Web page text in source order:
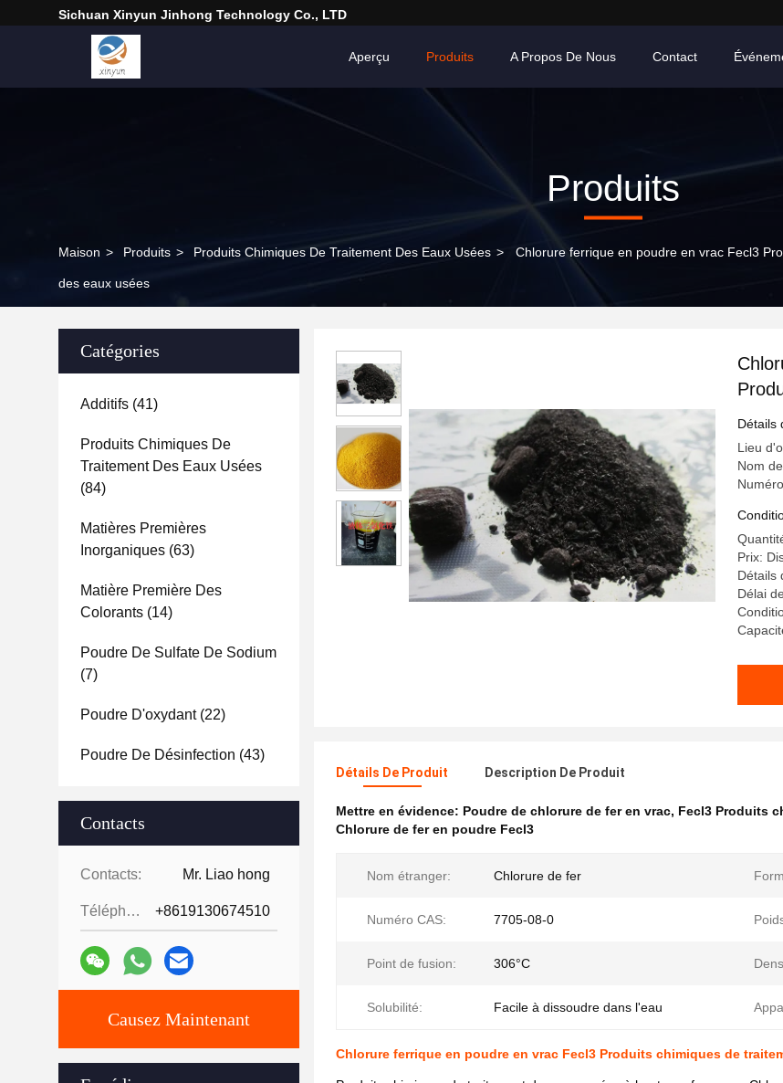
Sichuan Xinyun Jinhong Technology Co., LTD
Aperçu Produits A Propos De Nous Contact
Produits
Maison > Produits > Produits Chimiques De Traitement Des Eaux Usées > Chlorure ferrique en poudre en vrac Fecl3
des eaux usées
Catégories
Additifs (41)
Produits Chimiques De
Traitement Des Eaux Usées
(84)
Matières Premières
Inorganiques (63)
Matière Première Des
Colorants (14)
Poudre De Sulfate De Sodium
(7)
Poudre D'oxydant(22)
Poudre De Désinfection (43)
Contacts
Contacts: Mr. Liao hong
Téléphone: +8619130674510
Causez Maintenant
pour
Détails
Lieu
Nom
Prix:
Détails
Délai
Détails De Produit Description De Produit
Mettre en évidence: Poudre de chlorure de fer en vrac, Fecl3 Produits
Chlorure de fer en poudre Fecl3
Nom étranger: Chlorure de fer
Numéro CAS: 7705-08-0
Point de fusion: 306°C
Solubilité: Facile à dissoudre dans l'eau
Chlorure ferrique en poudre en vrac Fecl3 Produits chimiques de